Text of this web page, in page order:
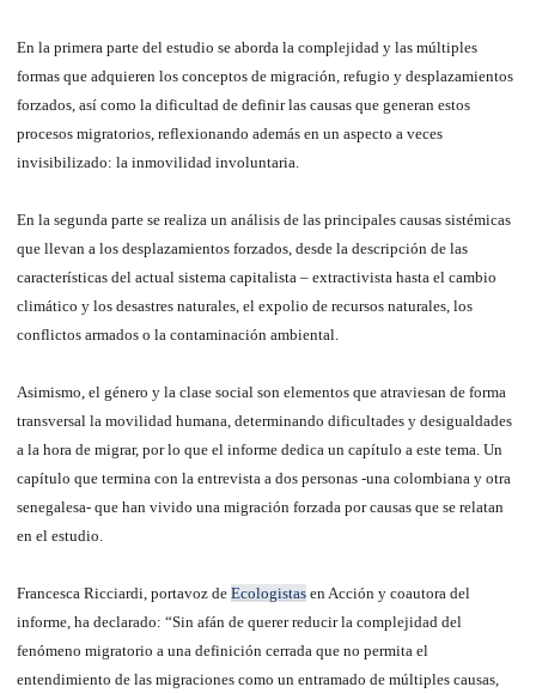
En la primera parte del estudio se aborda la complejidad y las múltiples
formas que adquieren los conceptos de migración, refugio y desplazamientos
forzados, así como la dificultad de definir las causas que generan estos
procesos migratorios, reflexionando además en un aspecto a veces
invisibilizado: la inmovilidad involuntaria.
En la segunda parte se realiza un análisis de las principales causas sistémicas
que llevan a los desplazamientos forzados, desde la descripción de las
características del actual sistema capitalista – extractivista hasta el cambio
climático y los desastres naturales, el expolio de recursos naturales, los
conflictos armados o la contaminación ambiental.
Asimismo, el género y la clase social son elementos que atraviesan de forma
transversal la movilidad humana, determinando dificultades y desigualdades
a la hora de migrar, por lo que el informe dedica un capítulo a este tema. Un
capítulo que termina con la entrevista a dos personas -una colombiana y otra
senegalesa- que han vivido una migración forzada por causas que se relatan
en el estudio.
Francesca Ricciardi, portavoz de Ecologistas en Acción y coautora del
informe, ha declarado: “Sin afán de querer reducir la complejidad del
fenómeno migratorio a una definición cerrada que no permita el
entendimiento de las migraciones como un entramado de múltiples causas,